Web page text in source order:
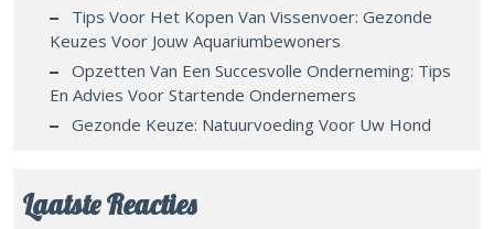
Tips Voor Het Kopen Van Vissenvoer: Gezonde
Keuzes Voor Jouw Aquariumbewoners
Opzetten Van Een Succesvolle Onderneming: Tips
En Advies Voor Startende Ondernemers
Gezonde Keuze: Natuurvoeding Voor Uw Hond
Laatste Reacties